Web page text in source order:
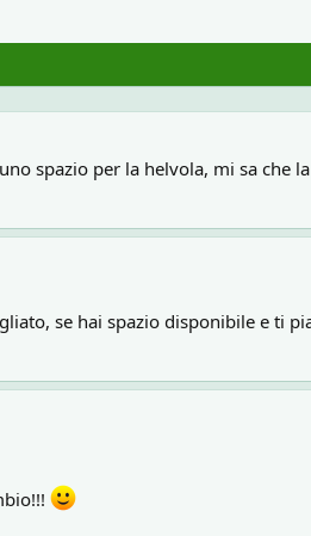
spazio per la helvola, mi sa che
se hai spazio disponibile e ti